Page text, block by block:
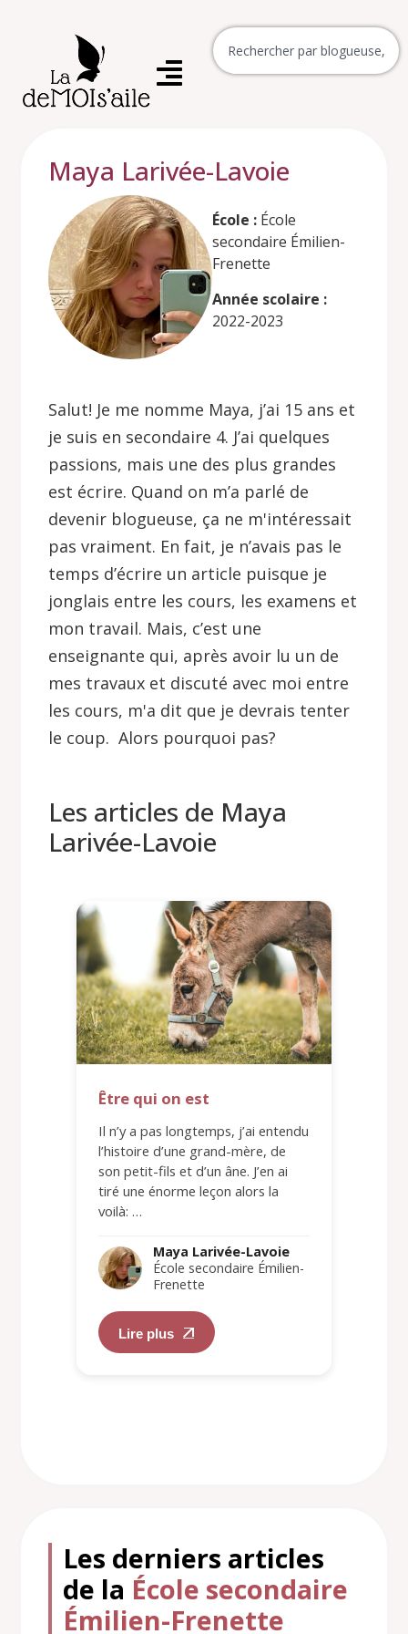
Maya Larivée-Lavoie
École : École
secondaire Émilien-
Frenette
Année scolaire :
2022-2023
Salut! Je me nomme Maya, j’ai 15 ans et
je suis en secondaire 4. J’ai quelques
passions, mais une des plus grandes
est écrire. Quand on m’a parlé de
devenir blogueuse, ça ne m'intéressait
pas vraiment. En fait, je n’avais pas le
temps d’écrire un article puisque je
jonglais entre les cours, les examens et
mon travail. Mais, c’est une
enseignante qui, après avoir lu un de
mes travaux et discuté avec moi entre
les cours, m'a dit que je devrais tenter
le coup. Alors pourquoi pas?
Les articles de Maya
Larivée-Lavoie
Être qui on est
Il n’y a pas longtemps, j’ai entendu
l’histoire d’une grand-mère, de
son petit-fils et d’un âne. J’en ai
tiré une énorme leçon alors la
voilà: …
Maya Larivée-Lavoie
École secondaire Émilien-
Frenette
Lire plus
Les derniers articles
de la École secondaire
Émilien-Frenette